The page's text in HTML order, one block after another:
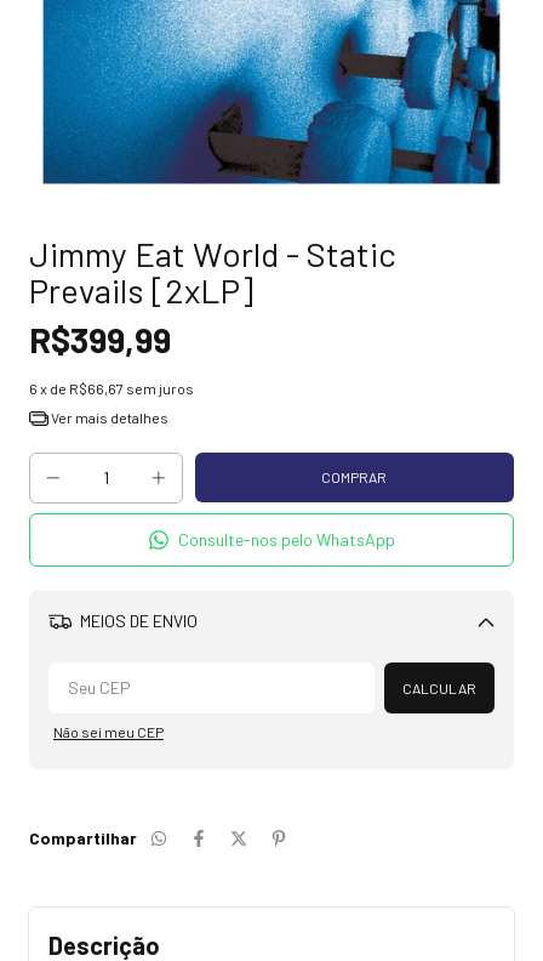
Jimmy Eat World - Static
Prevails [2xLP]
R$399,99
6 x de R$66,67 sem juros
Ver mais detalhes
Consulte-nos pelo WhatsApp
MEIOS DE ENVIO
Alterar CEP
CALCULAR
Não sei meu CEP
Compartilhar
Descrição